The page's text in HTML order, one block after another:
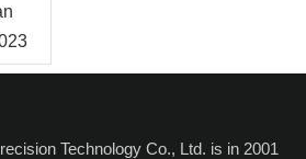
Technology Co., Ltd. is in 2001